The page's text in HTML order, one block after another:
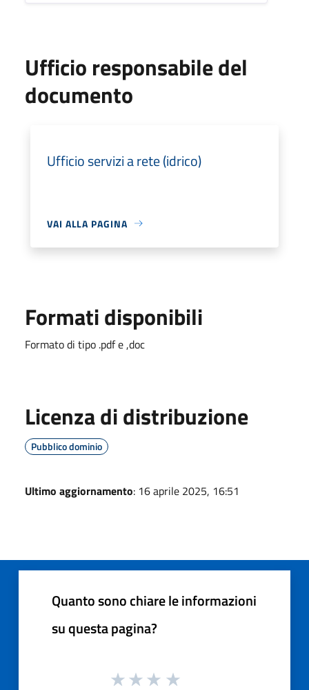
Ufficio responsabile del
documento
Ufficio servizi a rete (idrico)
VAI ALLA PAGINA
Formati disponibili
Formato di tipo .pdf e ,doc
Licenza di distribuzione
Pubblico dominio
Ultimo aggiornamento: 16 aprile 2025, 16:51
Quanto sono chiare le informazioni
su questa pagina?